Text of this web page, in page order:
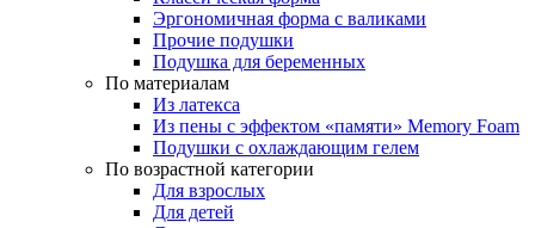
Эргономичная форма с валиками
Прочие подушки
Подушка для беременных
По материалам
Из латекса
Из пены с эффектом «памяти» Memory Foam
Подушки с охлаждающим гелем
По возрастной категории
Для взрослых
Для детей